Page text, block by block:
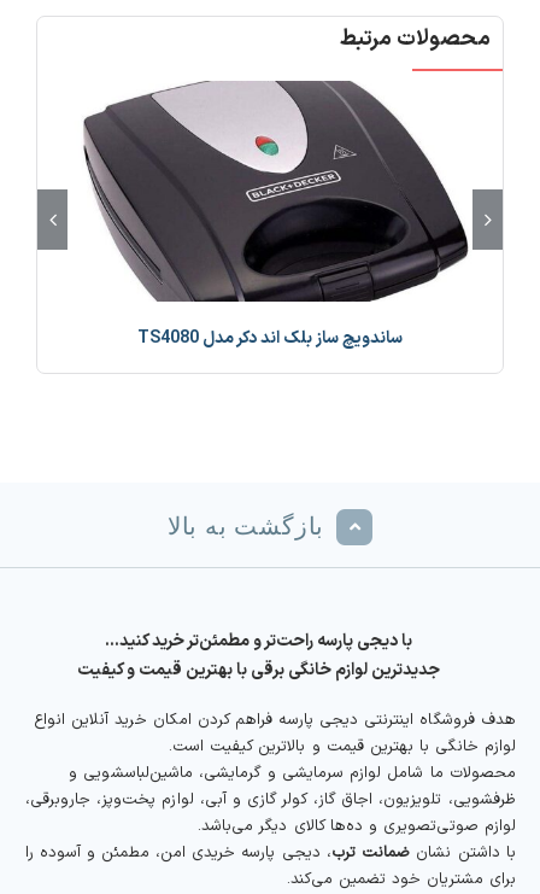
محصولات مرتبط
ساندویچ ساز بلک اند دکر مدل TS4080
بازگشت به بالا
با دیجی پارسه راحت‌تر و مطمئن‌تر خرید کنید…
جدیدترین لوازم خانگی برقی با بهترین قیمت و کیفیت
هدف فروشگاه اینترنتی دیجی پارسه فراهم کردن امکان خرید آنلاین انواع
لوازم خانگی با بهترین قیمت و بالاترین کیفیت است.
محصولات ما شامل لوازم سرمایشی و گرمایشی، ماشین‌لباسشویی و
ظرفشویی، تلویزیون، اجاق گاز، کولر گازی و آبی، لوازم پخت‌وپز، جاروبرقی،
لوازم صوتی‌تصویری و ده‌ها کالای دیگر می‌باشد.
با داشتن نشان ضمانت ترب، دیجی پارسه خریدی امن، مطمئن و آسوده را
برای مشتریان خود تضمین می‌کند.